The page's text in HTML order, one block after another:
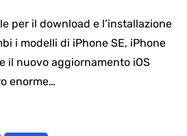
per il download e l’installazione
i modelli di iPhone SE, iPhone
il nuovo aggiornamento iOS
enorme…